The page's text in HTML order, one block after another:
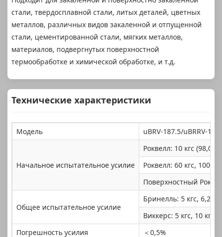
стали, твердосплавной стали, литых деталей, цветных
металлов, различных видов закаленной и отпущенной
стали, цементированной стали, мягких металлов,
материалов, подвергнутых поверхностной
термообработке и химической обработке, и т.д.
Технические характеристики
Модель uBRV-187.5/uBRRV-
Начальное испытательное усилие
Роквелл: 10 кгс (98,07
Роквелл: 60 кгс, 100
Поверхностный
Общее испытательное усилие
Бринелль: 5 кгс, 6,25
Виккерс: 5 кгс, 10 кгс,
Погрешность усилия
＜0,5%